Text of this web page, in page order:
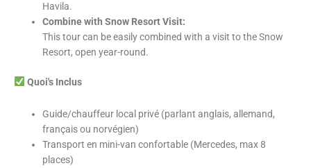
Havila.
Combine with Snow Resort Visit:
This tour can be easily combined with a visit to the Snow
Resort, open year-round.
Quoi's Inclus
Guide/chauffeur local privé (parlant anglais, allemand,
français ou norvégien)
Transport en mini-van confortable (Mercedes, max 8
places)